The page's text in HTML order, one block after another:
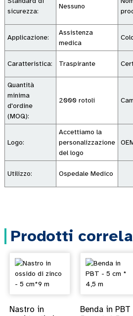
sicurezza:
Nessuno
Applicazione:
Assistenza
medica
Caratteristica: Traspirante
Quantità
minima
d'ordine
(MOQ):
2000 rotoli
Logo:
Accettiamo la
personalizzazione
del logo
Utilizzo: Ospedale Medico
Prodotti
Nastro in
Benda in PBT